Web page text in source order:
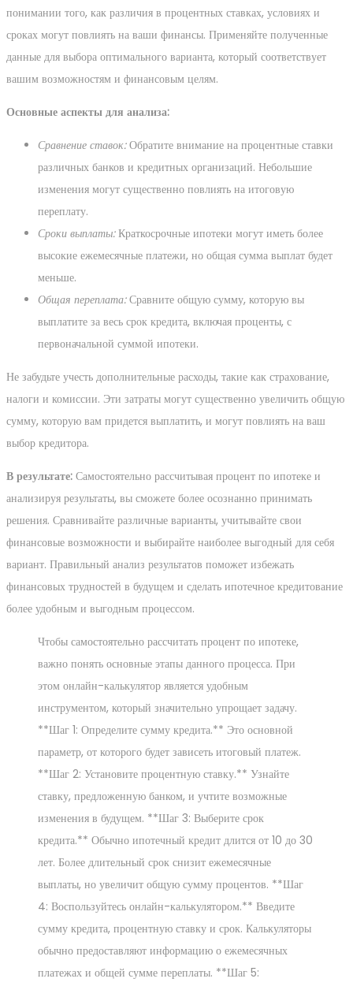
понимании того, как различия в процентных ставках, условиях и
сроках могут повлиять на ваши финансы. Применяйте полученные
данные для выбора оптимального варианта, который соответствует
вашим возможностям и финансовым целям.
Основные аспекты для анализа:
Сравнение ставок:Обратите внимание на процентные ставки
различных банков и кредитных организаций. Небольшие
изменения могут существенно повлиять на итоговую
переплату.
Сроки выплаты:Краткосрочные ипотеки могут иметь более
высокие ежемесячные платежи, но общая сумма выплат будет
меньше.
Общая переплата:Сравните общую сумму, которую вы
выплатите за весь срок кредита, включая проценты, с
первоначальной суммой ипотеки.
Не забудьте учесть дополнительные расходы, такие как страхование,
налоги и комиссии. Эти затраты могут существенно увеличить общую
сумму, которую вам придется выплатить, и могут повлиять на ваш
выбор кредитора.
В результате: Самостоятельно рассчитывая процент по ипотеке и
анализируя результаты, вы сможете более осознанно принимать
решения. Сравнивайте различные варианты, учитывайте свои
финансовые возможности и выбирайте наиболее выгодный для себя
вариант. Правильный анализ результатов поможет избежать
финансовых трудностей в будущем и сделать ипотечное кредитование
более удобным и выгодным процессом.
Чтобы самостоятельно рассчитать процент по ипотеке,
важно понять основные этапы данного процесса. При
этом онлайн-калькулятор является удобным
инструментом, который значительно упрощает задачу.
**Шаг 1: Определите сумму кредита.** Это основной
параметр, от которого будет зависеть итоговый платеж.
**Шаг 2: Установите процентную ставку.** Узнайте
ставку, предложенную банком, и учтите возможные
изменения в будущем. **Шаг 3: Выберите срок
кредита.** Обычно ипотечный кредит длится от 10 до 30
лет. Более длительный срок снизит ежемесячные
выплаты, но увеличит общую сумму процентов. **Шаг
4: Воспользуйтесь онлайн-калькулятором.** Введите
сумму кредита, процентную ставку и срок. Калькуляторы
обычно предоставляют информацию о ежемесячных
платежах и общей сумме переплаты. **Шаг 5: